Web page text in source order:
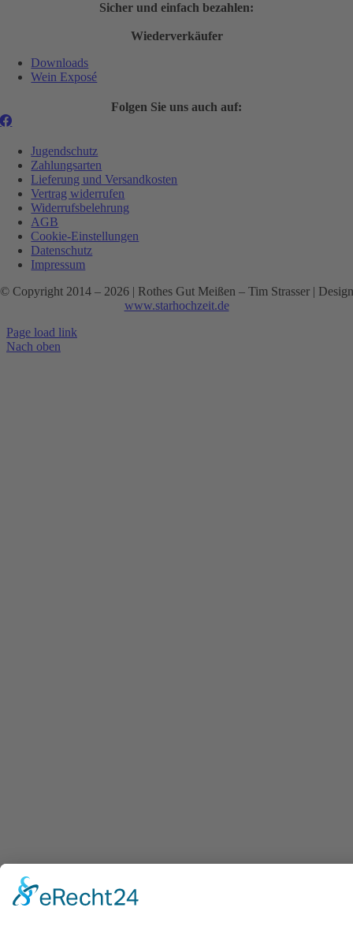
Sicher und einfach bezahlen:
Wiederverkäufer
Downloads
Wein Exposé
Folgen Sie uns auch auf:
Jugendschutz
Zahlungsarten
Lieferung und Versandkosten
Vertrag widerrufen
Widerrufsbelehrung
AGB
Cookie-Einstellungen
Datenschutz
Impressum
© Copyright 2014 – 2026 | Rothes Gut Meißen – Tim Strasser | Design
www.starhochzeit.de
Page load link
Nach oben